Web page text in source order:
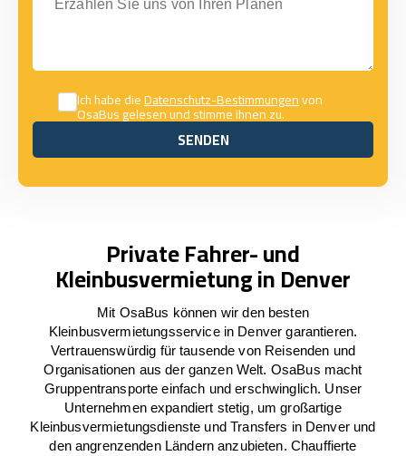
Ich habe dieDatenschutz-Bestimmungenvon
OsaBus gelesen und stimme ihnen zu.
SENDEN
SENDEN
Private Fahrer- und
Kleinbusvermietung in Denver
Mit OsaBus können wir den besten
Kleinbusvermietungsservice in Denver garantieren.
Vertrauenswürdig für tausende von Reisenden und
Organisationen aus der ganzen Welt. OsaBus macht
Gruppentransporte einfach und erschwinglich. Unser
Unternehmen expandiert stetig, um großartige
Kleinbusvermietungsdienste und Transfers in Denver und
den angrenzenden Ländern anzubieten. Chauffierte